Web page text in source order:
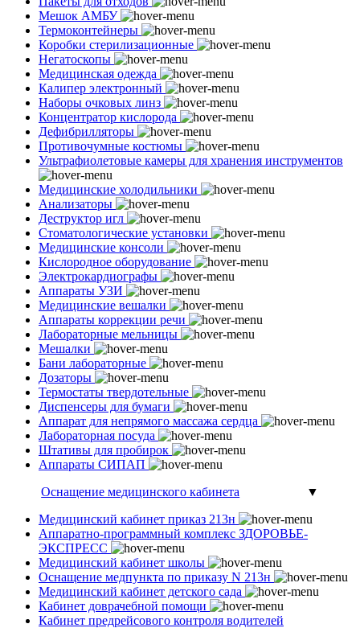
Мешок АМБУ
Термоконтейнеры
Коробки стерилизационные
Негатоскопы
Медицинская одежда
Калипер электронный
Наборы очковых линз
Концентратор кислорода
Дефибрилляторы
Противочумные костюмы
Ультрафиолетовые камеры для хранения инструментов
Медицинские холодильники
Анализаторы
Деструктор игл
Стоматологические установки
Медицинские консоли
Кислородное оборудование
Электрокардиографы
Аппараты УЗИ
Медицинские вешалки
Аппараты коррекции речи
Лабораторные мельницы
Мешалки
Бани лабораторные
Дозаторы
Термостаты твердотельные
Диспенсеры для бумаги
Аппарат для непрямого массажа сердца
Лабораторная посуда
Штативы для пробирок
Аппараты СИПАП
Оснащение медицинского кабинета
▼
Медицинский кабинет приказ 213н
Аппаратно-программный комплекс ЗДОРОВЬЕ-
ЭКСПРЕСС
Медицинский кабинет школы
Оснащение медпункта по приказу N 213н
Медицинский кабинет детского сада
Кабинет доврачебной помощи
Кабинет предрейсового контроля водителей